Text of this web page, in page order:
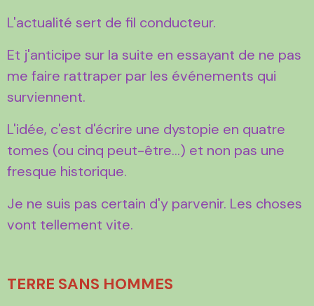
L'actualité sert de fil conducteur.
Et j'anticipe sur la suite en essayant de ne pas
me faire rattraper par les événements qui
surviennent.
L'idée, c'est d'écrire une dystopie en quatre
tomes (ou cinq peut-être...) et non pas une
fresque historique.
Je ne suis pas certain d'y parvenir. Les choses
vont tellement vite.
TERRE SANS HOMMES